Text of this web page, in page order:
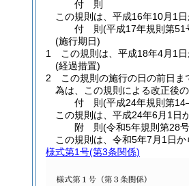
付 則
この規則は、平成16年10月1日
付 則(平成17年規則第51
(施行期日)
1
この規則は、平成18年4月1日
(経過措置)
2
この規則の施行の日の前日
為は、この規則による改正後
付 則(平成24年規則第
この規則は、平成24年6月1日
附 則(令和5年規則第28
この規則は、令和5年7月1日か
様式第1号(第3条関係)